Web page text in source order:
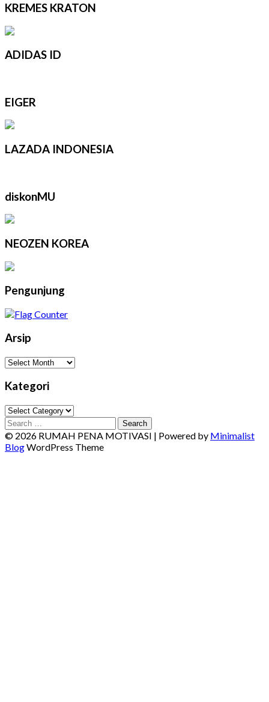
KREMES KRATON
ADIDAS ID
EIGER
LAZADA INDONESIA
diskonMU
NEOZEN KOREA
Pengunjung
Arsip
Arsip
Kategori
Kategori
Search
for:
© 2026 RUMAH PENA MOTIVASI | Powered by Minimalist
BlogWordPress Theme